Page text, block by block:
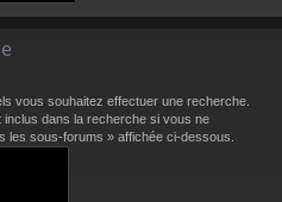
vous souhaitez effectuer une recherche.
inclus dans la recherche si vous ne
les sous-forums » affichée ci-dessous.